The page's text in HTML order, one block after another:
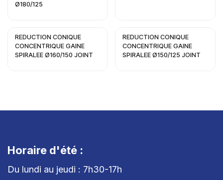
Ø180/125
REDUCTION CONIQUE
CONCENTRIQUE GAINE
SPIRALEE Ø160/150 JOINT
REDUCTION CONIQUE
CONCENTRIQUE GAINE
SPIRALEE Ø150/125 JOINT
Horaire d'été :
Du lundi au jeudi : 7h30-17h